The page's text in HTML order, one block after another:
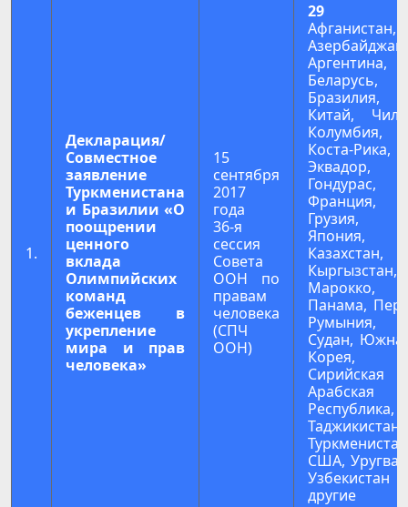
1.
Декларация/
Совместное
заявление
Туркменистана
и Бразилии «О
поощрении
ценного
вклада
Олимпийских
команд
беженцев в
укрепление
мира и прав
человека»
15
сентября
2017
года
36-я
сессия
Совета
ООН по
правам
человека
(СПЧ
ООН)
29
Афганистан,
Азербайджан,
Аргентина,
Беларусь,
Бразилия,
Китай,
Колумбия,
Коста-Рика,
Эквадор,
Гондурас,
Франция,
Грузия,
Япония,
Казахстан,
Кыргызстан,
Марокко,
Панама,
Румыния,
Судан,
Корея,
Сирийская
Арабская
Республика,
Таджикистан,
США,
Узбекистан
другие